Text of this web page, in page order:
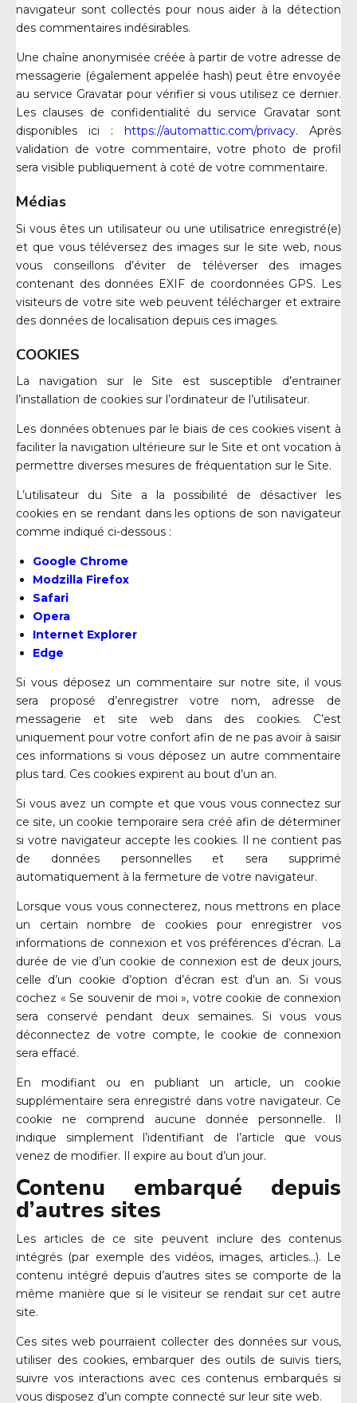
navigateur sont collectés pour nous aider à la détection
des commentaires indésirables.
Une chaîne anonymisée créée à partir de votre adresse de
messagerie (également appelée hash) peut être envoyée
au service Gravatar pour vérifier si vous utilisez ce dernier.
Les clauses de confidentialité du service Gravatar sont
disponibles ici :
https://automattic.com/privacy. Après
validation de votre commentaire, votre photo de profil
sera visible publiquement à coté de votre commentaire.
Médias
Si vous êtes un utilisateur ou une utilisatrice enregistré(e)
et que vous téléversez des images sur le site web, nous
vous conseillons d’éviter de téléverser des images
contenant des données EXIF de coordonnées GPS. Les
visiteurs de votre site web peuvent télécharger et extraire
des données de localisation depuis ces images.
COOKIES
La navigation sur le Site est susceptible d’entrainer
l’installation de cookies sur l’ordinateur de l’utilisateur.
Les données obtenues par le biais de ces cookies visent à
faciliter la navigation ultérieure sur le Site et ont vocation à
permettre diverses mesures de fréquentation sur le Site.
L’utilisateur du Site a la possibilité de désactiver les
cookies en se rendant dans les options de son navigateur
comme indiqué ci-dessous :
Google Chrome
Modzilla Firefox
Safari
Opera
Internet Explorer
Edge
Si vous déposez un commentaire sur notre site, il vous
sera proposé d’enregistrer votre nom, adresse de
messagerie et site web dans des cookies. C’est
uniquement pour votre confort afin de ne pas avoir à saisir
ces informations si vous déposez un autre commentaire
plus tard. Ces cookies expirent au bout d’un an.
Si vous avez un compte et que vous vous connectez sur
ce site, un cookie temporaire sera créé afin de déterminer
si votre navigateur accepte les cookies. Il ne contient pas
de données personnelles et sera supprimé
automatiquement à la fermeture de votre navigateur.
Lorsque vous vous connecterez, nous mettrons en place
un certain nombre de cookies pour enregistrer vos
informations de connexion et vos préférences d’écran. La
durée de vie d’un cookie de connexion est de deux jours,
celle d’un cookie d’option d’écran est d’un an. Si vous
cochez « Se souvenir de moi », votre cookie de connexion
sera conservé pendant deux semaines. Si vous vous
déconnectez de votre compte, le cookie de connexion
sera effacé.
En modifiant ou en publiant un article, un cookie
supplémentaire sera enregistré dans votre navigateur. Ce
cookie ne comprend aucune donnée personnelle. Il
indique simplement l’identifiant de l’article que vous
venez de modifier. Il expire au bout d’un jour.
Contenu embarqué depuis
d’autres sites
Les articles de ce site peuvent inclure des contenus
intégrés (par exemple des vidéos, images, articles…). Le
contenu intégré depuis d’autres sites se comporte de la
même manière que si le visiteur se rendait sur cet autre
site.
Ces sites web pourraient collecter des données sur vous,
utiliser des cookies, embarquer des outils de suivis tiers,
suivre vos interactions avec ces contenus embarqués si
vous disposez d’un compte connecté sur leur site web.